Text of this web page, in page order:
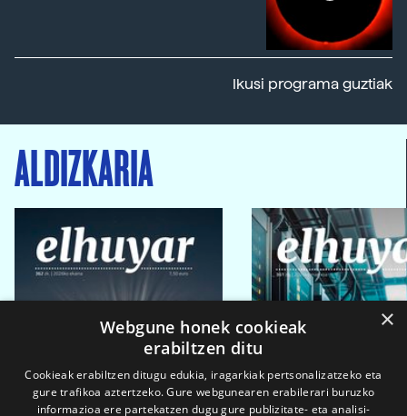
Ikusi programa guztiak
ALDIZKARIA
×
Webgune honek cookieak
erabiltzen ditu
Cookieak erabiltzen ditugu edukia, iragarkiak pertsonalizatzeko eta
gure trafikoa aztertzeko. Gure webgunearen erabilerari buruzko
informazioa ere partekatzen dugu gure publizitate- eta analisi-